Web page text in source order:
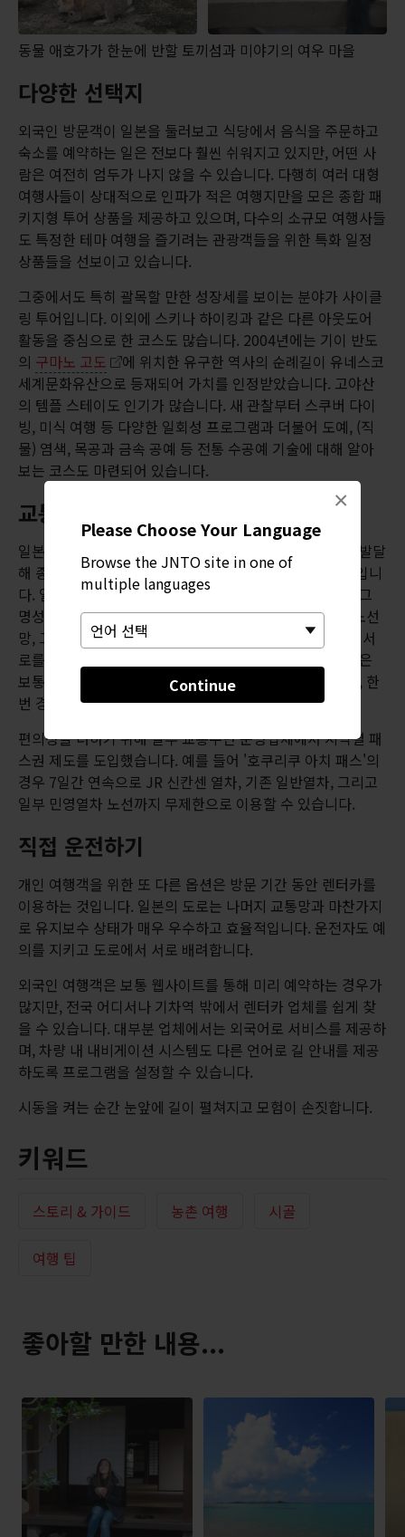
Please Choose Your Language
Browse the JNTO site in one of
multiple languages
Continue
×
동물 애호가가 한눈에 반할 토끼섬과 미야기의 여우 마을
다양한 선택지
외국인 방문객이 일본을 둘러보고 식당에서 음식을 주문하고
숙소를 예약하는 일은 전보다 훨씬 쉬워지고 있지만, 어떤 사
람은 여전히 엄두가 나지 않을 수 있습니다. 다행히 여러 대형
여행사들이 상대적으로 인파가 적은 여행지만을 모은 종합 패
키지형 투어 상품을 제공하고 있으며, 다수의 소규모 여행사들
도 특정한 테마 여행을 즐기려는 관광객들을 위한 특화 일정
상품들을 선보이고 있습니다.
그중에서도 특히 괄목할 만한 성장세를 보이는 분야가 사이클
링 투어입니다. 이외에 스키나 하이킹과 같은 다른 아웃도어
활동을 중심으로 한 코스도 많습니다. 2004년에는 기이 반도
의 구마노 고도
에 위치한 유구한 역사의 순례길이 유네스코
세계문화유산으로 등재되어 가치를 인정받았습니다. 고야산
의 템플 스테이도 인기가 많습니다. 새 관찰부터 스쿠버 다이
빙, 미식 여행 등 다양한 일회성 프로그램과 더불어 도예, (직
물) 염색, 목공과 금속 공예 등 전통 수공예 기술에 대해 알아
보는 코스도 마련되어 있습니다.
교통 안내
일본이 개인 여행객에게 특히 좋은 점은 대중교통이 매우 발달
해 종합적이고 신뢰도 높은 교통망이 완비되어 있다는 것입니
다. 일본은 세계적으로 고속열차를 처음 선보인 나라로서 그
명성이 아깝지 않은 곳입니다. 지역별 현지 열차 및 버스 노선
망, 그리고 전국 각지를 연결하는 초고속 열차 네트워크가 서
로를 훌륭히 보완해주고 있습니다. 이런 소규모 열차 노선은
보통 한 시간에 두어 번만 운행하고 차량도 한 칸뿐이지만, 한
번 경험해볼 만합니다.
편의성을 더하기 위해 일부 교통수단 운영업체에서 지역별 패
스권 제도를 도입했습니다. 예를 들어 '호쿠리쿠 아치 패스'의
경우 7일간 연속으로 JR 신칸센 열차, 기존 일반열차, 그리고
일부 민영열차 노선까지 무제한으로 이용할 수 있습니다.
직접 운전하기
개인 여행객을 위한 또 다른 옵션은 방문 기간 동안 렌터카를
이용하는 것입니다. 일본의 도로는 나머지 교통망과 마찬가지
로 유지보수 상태가 매우 우수하고 효율적입니다. 운전자도 예
의를 지키고 도로에서 서로 배려합니다.
외국인 여행객은 보통 웹사이트를 통해 미리 예약하는 경우가
많지만, 전국 어디서나 기차역 밖에서 렌터카 업체를 쉽게 찾
을 수 있습니다. 대부분 업체에서는 외국어로 서비스를 제공하
며, 차량 내 내비게이션 시스템도 다른 언어로 길 안내를 제공
하도록 프로그램을 설정할 수 있습니다.
시동을 켜는 순간 눈앞에 길이 펼쳐지고 모험이 손짓합니다.
키워드
스토리 & 가이드 농촌 여행 시골
여행 팁
좋아할 만한 내용...